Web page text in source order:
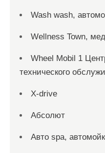
Wash wash,
Wellness Town,
Wheel Mobil 1
технического
X-drive
Абсолют
Авто spa,